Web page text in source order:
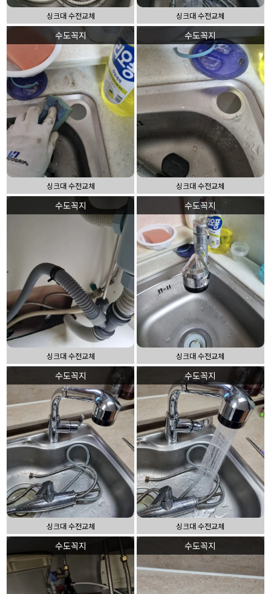
싱크대 수전교체 싱크대 수전교체
수도꼭지
싱크대 수전교체
수도꼭지
싱크대 수전교체
수도꼭지
싱크대 수전교체
수도꼭지
싱크대 수전교체
수도꼭지
싱크대 수전교체
수도꼭지
싱크대 수전교체
수도꼭지 수도꼭지